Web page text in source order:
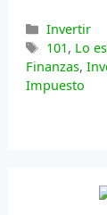
Categorías
Invertir
Etiquetas
101, Lo
Finanzas,
Impuesto